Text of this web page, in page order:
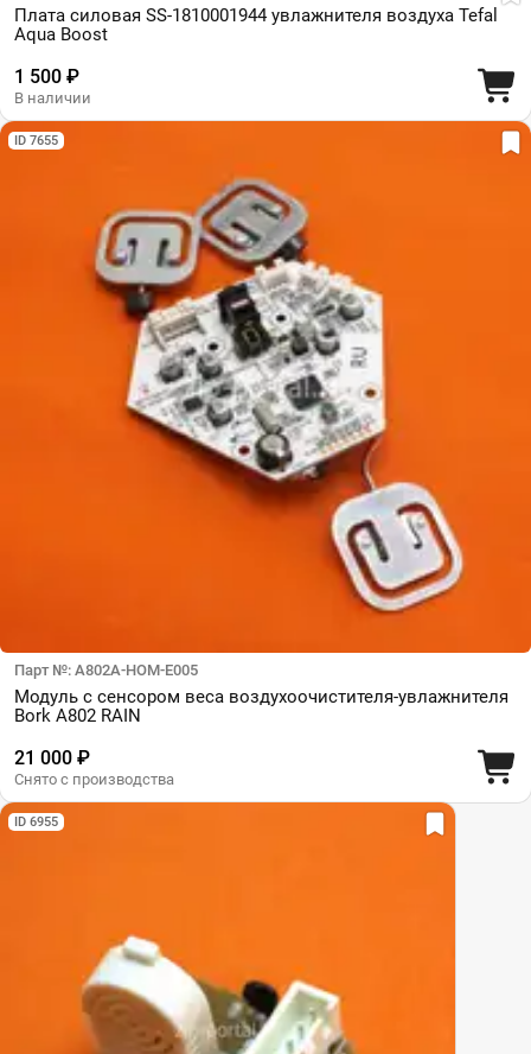
Плата силовая SS-1810001944 увлажнителя воздуха Tefal
Aqua Boost
1 500 ₽
В наличии
ID 7655
Парт №: A802A-HOM-E005
Модуль с сенсором веса воздухоочистителя-увлажнителя
Bork A802 RAIN
21 000 ₽
Снято с производства
ID 6955